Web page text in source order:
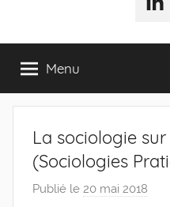
Association
Pour
la
Sociologie
l'Entreprise
Menu
La sociologie
(Sociologies
Publié le 20 mai 2018